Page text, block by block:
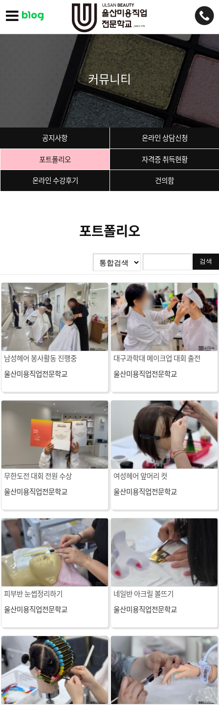
커뮤니티
공지사항
온라인 상담신청
포트폴리오
자격증 취득현황
온라인 수강후기
건의함
포트폴리오
남성헤어 봉사활동 진행중
울산미용직업전문학교
대구과학대 메이크업 대회 출전
울산미용직업전문학교
무한도전 대회 전원 수상
울산미용직업전문학교
여성헤어 앞머리 컷
울산미용직업전문학교
피부반 눈썹정리하기
울산미용직업전문학교
네일반 아크릴 볼뜨기
울산미용직업전문학교